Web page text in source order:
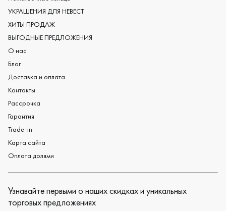
Обручальные кольца из платины
Дизайнерские обручальные кольца
Черные обручальные кольца
УКРАШЕНИЯ ДЛЯ НЕВЕСТ
ХИТЫ ПРОДАЖ
ВЫГОДНЫЕ ПРЕДЛОЖЕНИЯ
О нас
Блог
Доставка и оплата
Контакты
Рассрочка
Гарантия
Trade-in
Карта сайта
Оплата долями
Узнавайте первыми о наших скидках и уникальных
торговых предложениях